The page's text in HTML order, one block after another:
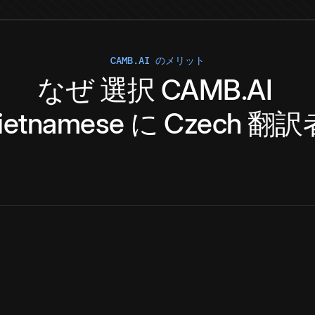
CAMB.AI のメリット
なぜ選択 CAMB.AI
に Czech 翻訳